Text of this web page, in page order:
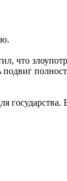
что
подвиг